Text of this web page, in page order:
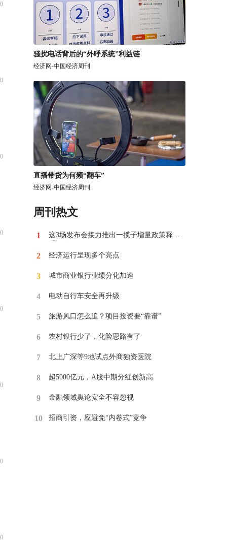
0
0
0
0
0
0
0
0
骚扰电话背后的“外呼系统”利益链
经济网-中国经济周刊
​直播带货为何频“翻车”
经济网-中国经济周刊
周刊热文
1
这3场发布会接力推出一揽子增量政策释放
2 经济运行呈现多个亮点
3 ​城市商业银行业绩分化加速
4 电动自行车安全再升级
5 ​旅游风口怎么追？项目投资要“靠谱”
6 ​农村银行少了，化险思路有了
7 ​北上广深等9地试点外商独资医院
8 ​超5000亿元，A股中期分红创新高
9 ​金融领域舆论安全不容忽视
10 招商引资，应避免“内卷式”竞争